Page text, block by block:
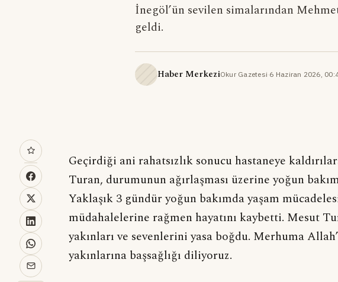
İnegöl’ün sevilen simalarından
geldi.
Haber MerkeziOkur Gazetesi·6 Haziran 2026,
Geçirdiği ani rahatsızlık sonucu hastaneye
Turan, durumunun ağırlaşması üzerine yoğun
Yaklaşık 3 gündür yoğun bakımda yaşam
müdahalelerine rağmen hayatını kaybetti. Mesut
yakınları ve sevenlerini yasa boğdu. Merhuma
yakınlarına başsağlığı diliyoruz.